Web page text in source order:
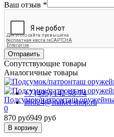
+7 (495) 142-98-74
info24@maket-shop.ru
Ваш отзыв *
Отправить
Сопутствующие товары
Аналогичные товары
Подсумок/патронташ
0
870 руб949 руб
В корзину